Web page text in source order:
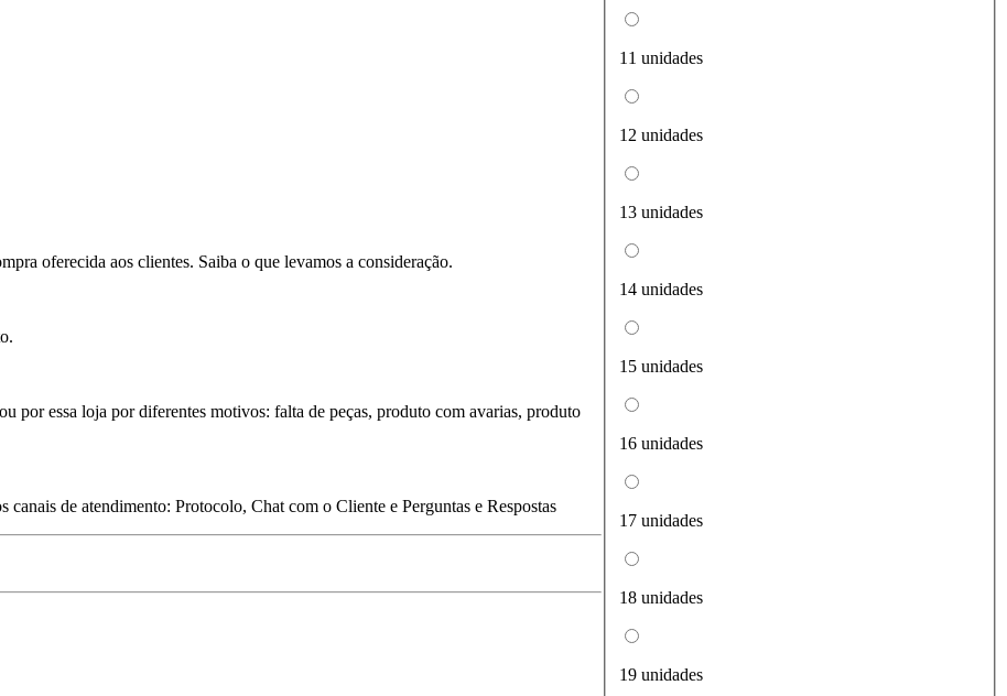
oferecida aos clientes. Saiba o que levamos a consideração.
por essa loja por diferentes motivos: falta de peças, produto com avarias, produto
de atendimento: Protocolo, Chat com o Cliente e Perguntas e Respostas
11 unidades
12 unidades
13 unidades
14 unidades
15 unidades
16 unidades
17 unidades
18 unidades
19 unidades